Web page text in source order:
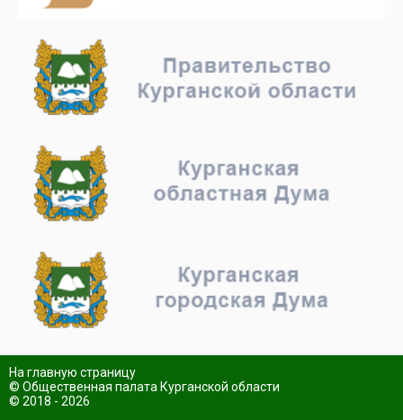
На главную страницу
© Общественная палата Курганской области
© 2018 - 2026